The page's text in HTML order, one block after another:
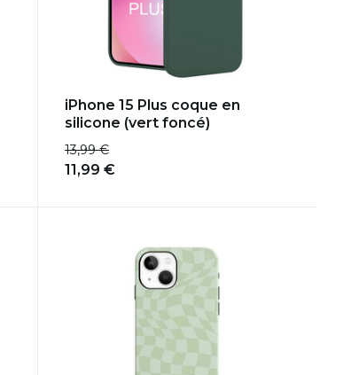
iPhone 15 Plus coque en
silicone (vert foncé)
13,99 €
11,99 €